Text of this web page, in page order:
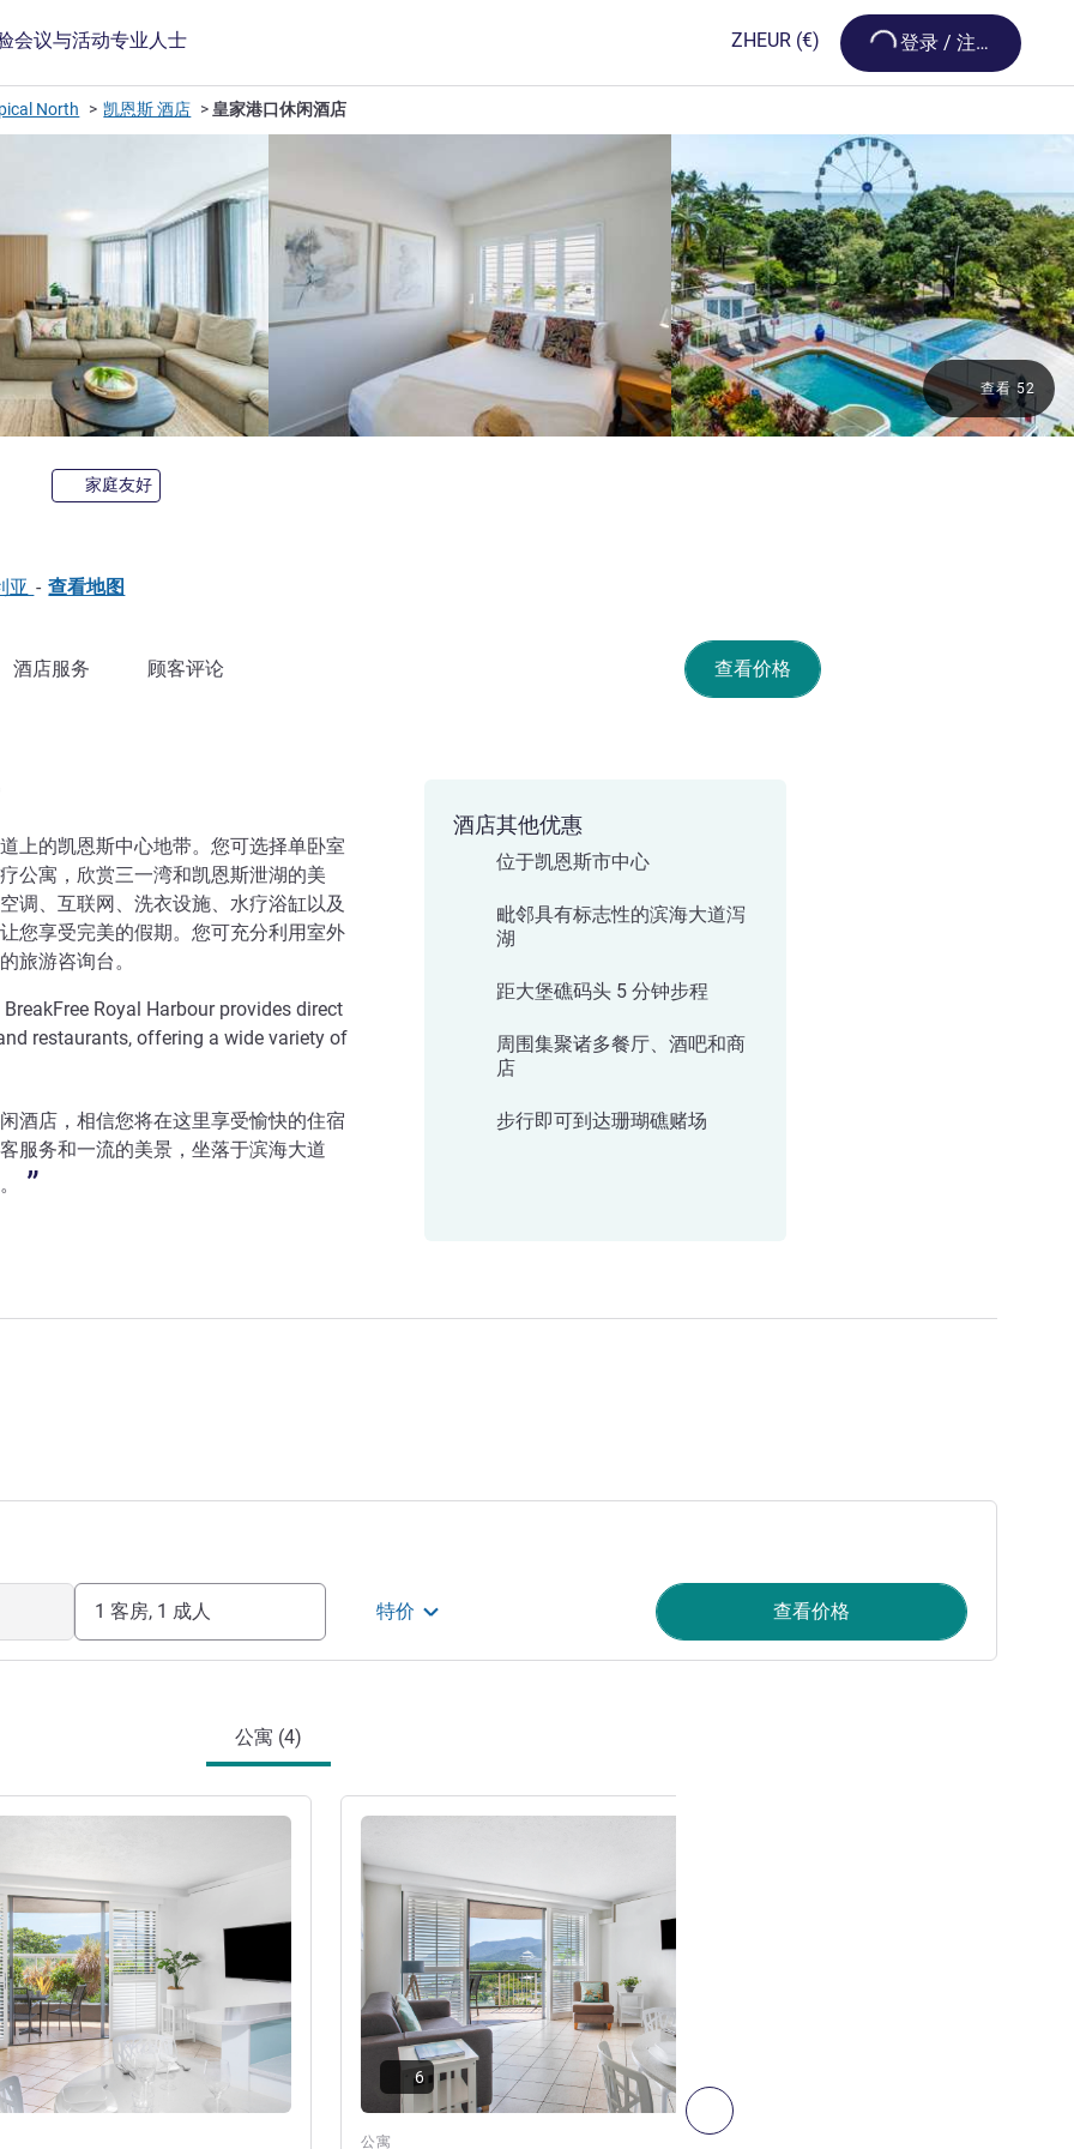
会议与活动专业人士 ZHEUR (€) Loading...
登录 / 注册
North 凯恩斯 酒店 皇家港口休闲酒店
星 家庭友好
查看 52
亚 - 查看地图
查看价格
酒店服务 顾客评论
上的凯恩斯中心地带。您可选择单卧室
公寓，欣赏三一湾和凯恩斯泄湖的美
调、互联网、洗衣设施、水疗浴缸以及
您享受完美的假期。您可充分利用室外
旅游咨询台。
Royal Harbour provides direct
restaurants, offering a wide variety of
酒店，相信您将在这里享受愉快的住宿
服务和一流的美景，坐落于滨海大道
酒店其他优惠
位于凯恩斯市中心
毗邻具有标志性的滨海大道泻
湖
距大堡礁码头 5 分钟步程
周围集聚诸多餐厅、酒吧和商
店
步行即可到达珊瑚礁赌场
1 客房, 1 成人 特价 查看价格
公寓 (4)
下一个 - 公寓
公寓
请参阅详情
6